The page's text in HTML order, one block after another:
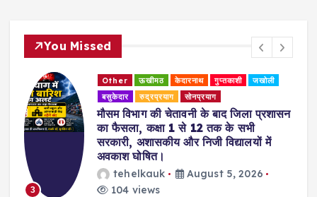
You Missed
3
Other ऊखीमठ केदारनाथ गुप्तकाशी
जखोली
बसुकेदार
रुद्रप्रयाग सोनप्रयाग
मौसम विभाग की चेतावनी के बाद जिला प्रशासन
का फैसला, कक्षा 1 से 12 तक के सभी
सरकारी, अशासकीय और निजी विद्यालयों में
अवकाश घोषित।
tehelkauk
August 5, 2026
104 views